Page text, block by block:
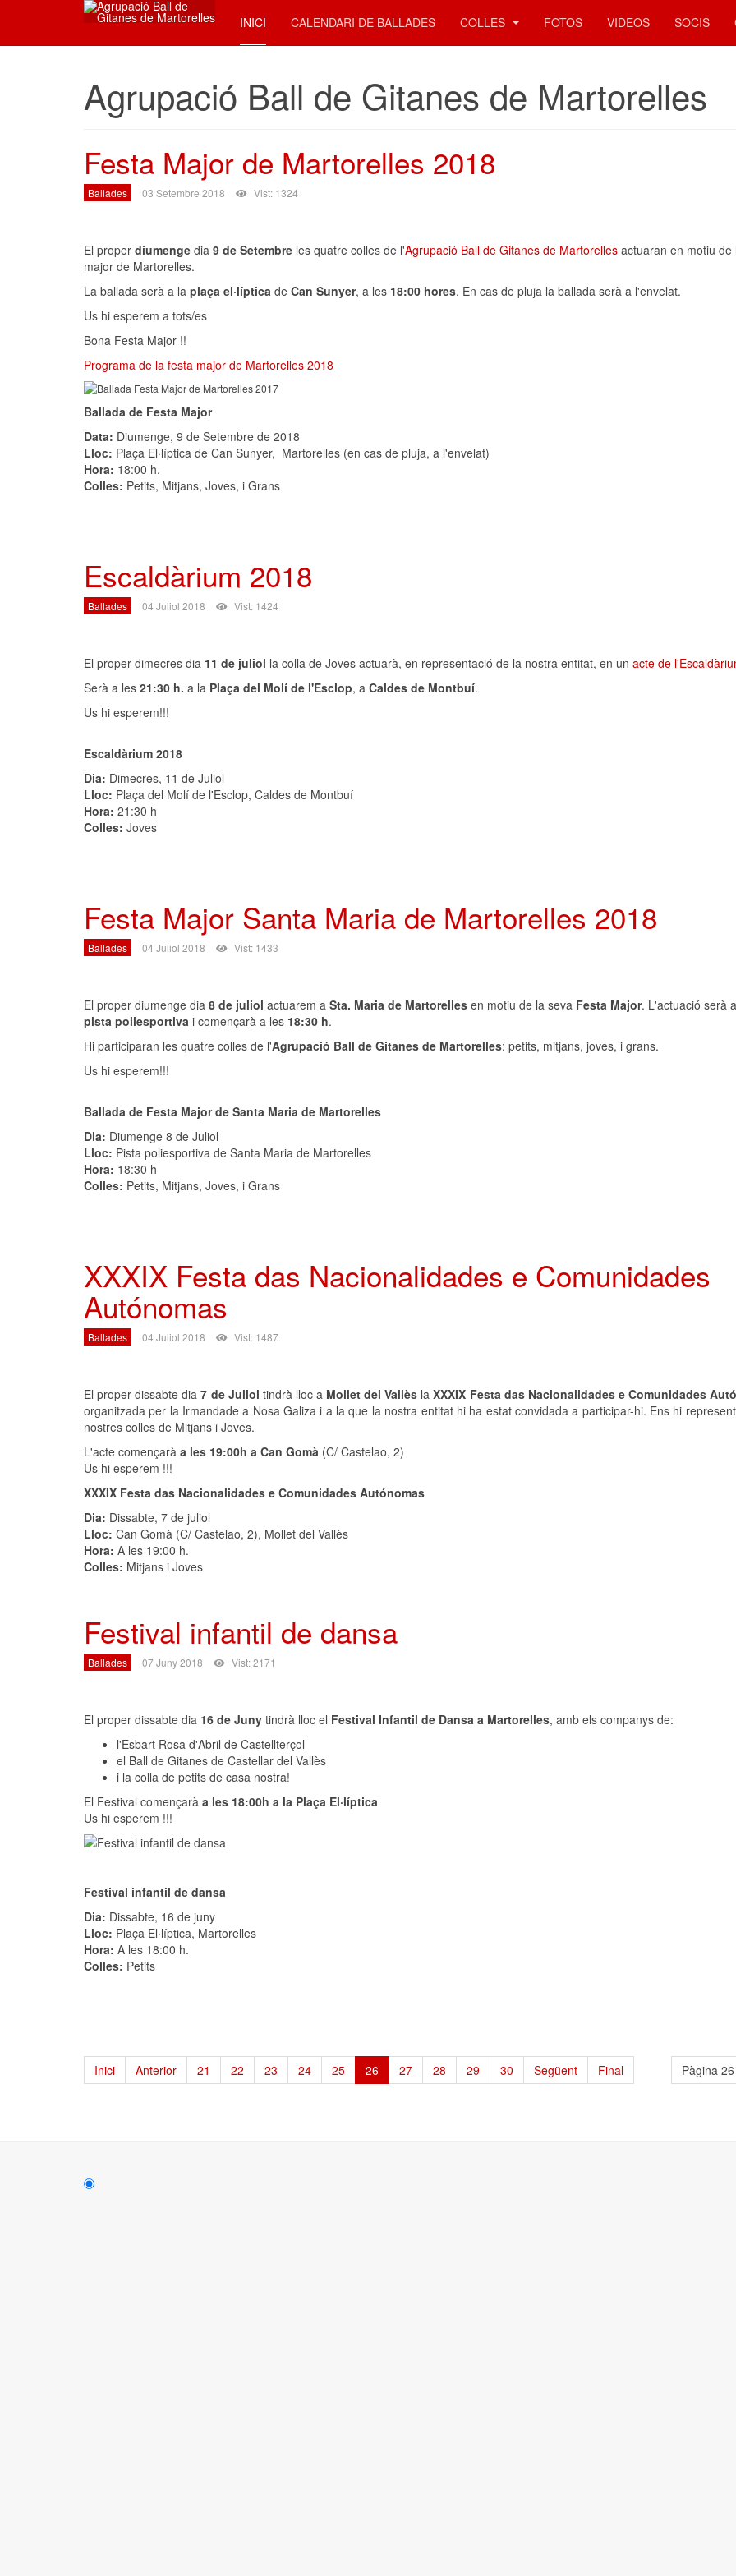
INICI CALENDARI DE BALLADES COLLES FOTOS VIDEOS SOCIS
Agrupació Ball de Gitanes de Martorelles
Festa Major de Martorelles 2018
Ballades 03 Setembre 2018 Vist: 1324
El proper diumenge dia 9 de Setembre les quatre colles de l'Agrupació Ball de Gitanes de Martorelles actuaran en motiu de
major de Martorelles.
La ballada serà a la plaça el·líptica de Can Sunyer, a les 18:00 hores. En cas de pluja la ballada serà a l'envelat.
Us hi esperem a tots/es
Bona Festa Major !!
Programa de la festa major de Martorelles 2018
Ballada de Festa Major
Data: Diumenge, 9 de Setembre de 2018
Lloc: Plaça El·líptica de Can Sunyer, Martorelles (en cas de pluja, a l'envelat)
Hora: 18:00 h.
Colles: Petits, Mitjans, Joves, i Grans
Escaldàrium 2018
Ballades 04 Juliol 2018 Vist: 1424
El proper dimecres dia 11 de juliol la colla de Joves actuarà, en representació de la nostra entitat, en un acte de
Serà a les 21:30 h. a la Plaça del Molí de l'Esclop, a Caldes de Montbuí.
Us hi esperem!!!
Escaldàrium 2018
Dia: Dimecres, 11 de Juliol
Lloc: Plaça del Molí de l'Esclop, Caldes de Montbuí
Hora: 21:30 h
Colles: Joves
Festa Major Santa Maria de Martorelles 2018
Ballades 04 Juliol 2018 Vist: 1433
El proper diumenge dia 8 de juliol actuarem a Sta. Maria de Martorelles en motiu de la seva Festa Major. L'actuació serà
pista poliesportiva i començarà a les 18:30 h.
Hi participaran les quatre colles de l'Agrupació Ball de Gitanes de Martorelles: petits, mitjans, joves, i grans.
Us hi esperem!!!
Ballada de Festa Major de Santa Maria de Martorelles
Dia: Diumenge 8 de Juliol
Lloc: Pista poliesportiva de Santa Maria de Martorelles
Hora: 18:30 h
Colles: Petits, Mitjans, Joves, i Grans
XXXIX Festa das Nacionalidades e Comunidades
Autónomas
Ballades 04 Juliol 2018 Vist: 1487
El proper dissabte dia7 de Juliol tindrà lloc a Mollet del Vallès laXXXIX Festa das Nacionalidades e Comunidades
organitzada per la Irmandade a Nosa Galiza i a la que la nostra entitat hi ha estat convidada a participar-hi. Ens hi
nostres colles de Mitjans i Joves.
L'acte començarà a les 19:00h a Can Gomà (C/ Castelao, 2)
Us hi esperem !!!
XXXIX Festa das Nacionalidades e Comunidades Autónomas
Dia: Dissabte, 7 de juliol
Lloc: Can Gomà (C/ Castelao, 2), Mollet del Vallès
Hora: A les 19:00 h.
Colles: Mitjans i Joves
Festival infantil de dansa
Ballades 07 Juny 2018 Vist: 2171
El proper dissabte dia 16 de Juny tindrà lloc el Festival Infantil de Dansa a Martorelles, amb els companys de:
l'Esbart Rosa d'Abril de Castellterçol
el Ball de Gitanes de Castellar del Vallès
i la colla de petits de casa nostra!
El Festival començarà a les 18:00h a la Plaça El·líptica
Us hi esperem !!!
Festival infantil de dansa
Dia: Dissabte, 16 de juny
Lloc: Plaça El·líptica, Martorelles
Hora: A les 18:00 h.
Colles: Petits
Pàgina
Inici Anterior 21 22 23 24 25 26 27 28 29 30 Següent Final